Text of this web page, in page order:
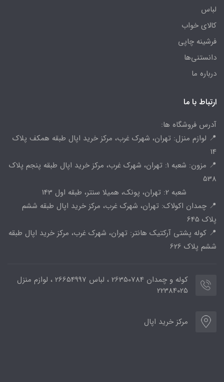
لباس
کالای خواب
فرشینه چاپی
دانستنی‌ها
درباره ما
ارتباط با ما
آدرس فروشگاه ها:
📍 لوازم منزل: تهران، شهرک غرب، مرکز خرید اپال طبقه همکف پلاک
14
📍 مزون: شعبه 1: تهران، شهرک غرب، مرکز خرید اپال طبقه پنجم پلاک
538
شعبه 2: تهران، پونک، همیلا سنتر، طبقه اول 143
📍 چمدان اکولاک: تهران، شهرک غرب، مرکز خرید اپال طبقه ششم
پلاک 645
📍 کوله پشتی آرکتیک هانتر: تهران، شهرک غرب، مرکز خرید اپال طبقه
ششم پلاک 626
کوله و چمدان 26350784 ، لباس 26654997 ، لوازم منزل
22384025
مرکز خرید اپال